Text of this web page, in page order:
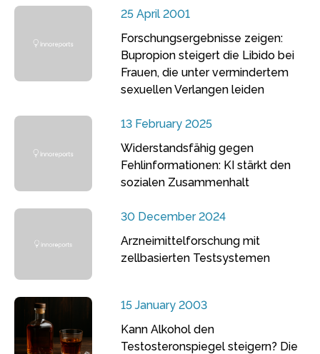
25 April 2001
Forschungsergebnisse zeigen:
Bupropion steigert die Libido bei
Frauen, die unter vermindertem
sexuellen Verlangen leiden
13 February 2025
Widerstandsfähig gegen
Fehlinformationen: KI stärkt den
sozialen Zusammenhalt
30 December 2024
Arzneimittelforschung mit
zellbasierten Testsystemen
15 January 2003
Kann Alkohol den
Testosteronspiegel steigern? Die